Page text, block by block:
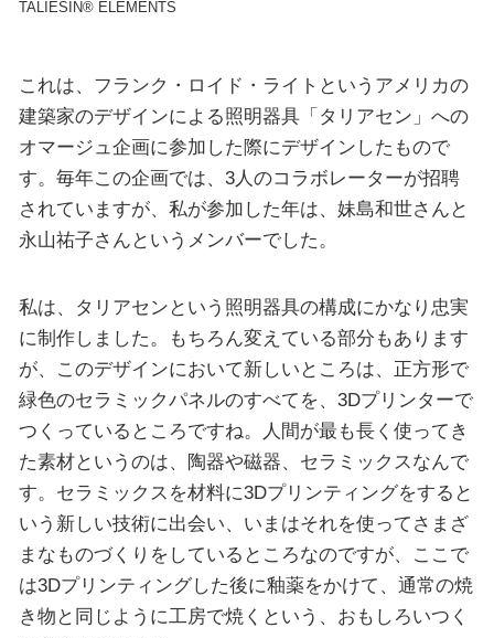
TALIESIN® ELEMENTS
これは、フランク・ロイド・ライトというアメリカの
建築家のデザインによる照明器具「タリアセン」への
オマージュ企画に参加した際にデザインしたもので
す。毎年この企画では、3人のコラボレーターが招聘
されていますが、私が参加した年は、妹島和世さんと
永山祐子さんというメンバーでした。
私は、タリアセンという照明器具の構成にかなり忠実
に制作しました。もちろん変えている部分もあります
が、このデザインにおいて新しいところは、正方形で
緑色のセラミックパネルのすべてを、3Dプリンターで
つくっているところですね。人間が最も長く使ってき
た素材というのは、陶器や磁器、セラミックスなんで
す。セラミックスを材料に3Dプリンティングをすると
いう新しい技術に出会い、いまはそれを使ってさまざ
まなものづくりをしているところなのですが、ここで
は3Dプリンティングした後に釉薬をかけて、通常の焼
き物と同じように工房で焼くという、おもしろいつく